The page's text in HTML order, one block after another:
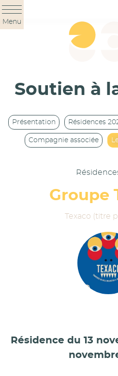
Panneau de gestion des cookies
Menu
Soutien à
Présentation Résidences
Compagnie associée
Groupe
Texaco (titre
Résidence du 13